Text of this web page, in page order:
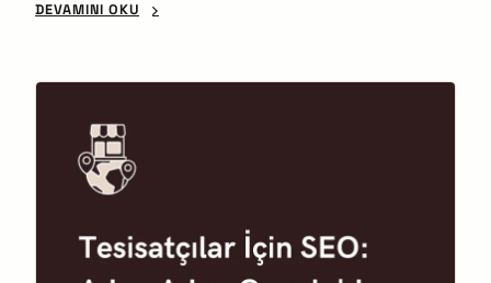
DEVAMINI OKU